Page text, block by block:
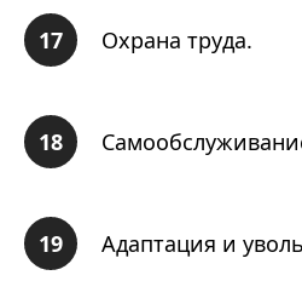
Охрана труда.
Адаптация и